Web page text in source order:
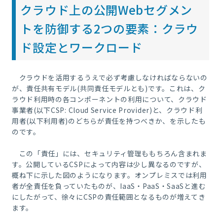
クラウド上の公開Webセグメン
トを防御する2つの要素：クラウ
ド設定とワークロード
クラウドを活用するうえで必ず考慮しなければならないの
が、責任共有モデル(共同責任モデルとも)です。これは、ク
ラウド利用時の各コンポーネントの利用について、クラウド
事業者(以下CSP: Cloud Service Provider)と、クラウド利
用者(以下利用者)のどちらが責任を持つべきか、を示したも
のです。
この「責任」には、セキュリティ管理ももちろん含まれま
す。公開しているCSPによって内容は少し異なるのですが、
概ね下に示した図のようになります。オンプレミスでは利用
者が全責任を負っていたものが、IaaS・PaaS・SaaSと進む
にしたがって、徐々にCSPの責任範囲となるものが増えてき
ます。